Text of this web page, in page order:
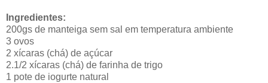
Ingredientes:
200gs de manteiga sem sal em temperatura ambiente
3 ovos
2 xícaras (chá) de açúcar
2.1/2 xícaras (chá) de farinha de trigo
1 pote de iogurte natural